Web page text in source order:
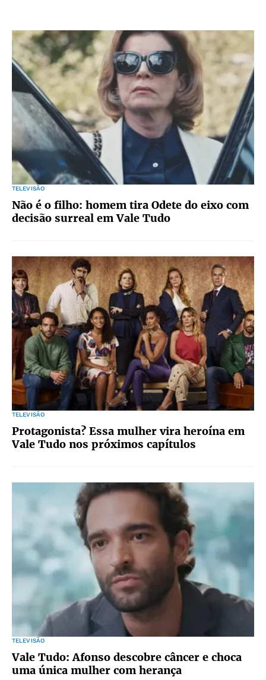
TELEVISÃO
Não é o filho: homem tira Odete do eixo com
decisão surreal em Vale Tudo
TELEVISÃO
Protagonista? Essa mulher vira heroína em
Vale Tudo nos próximos capítulos
TELEVISÃO
Vale Tudo: Afonso descobre câncer e choca
uma única mulher com herança